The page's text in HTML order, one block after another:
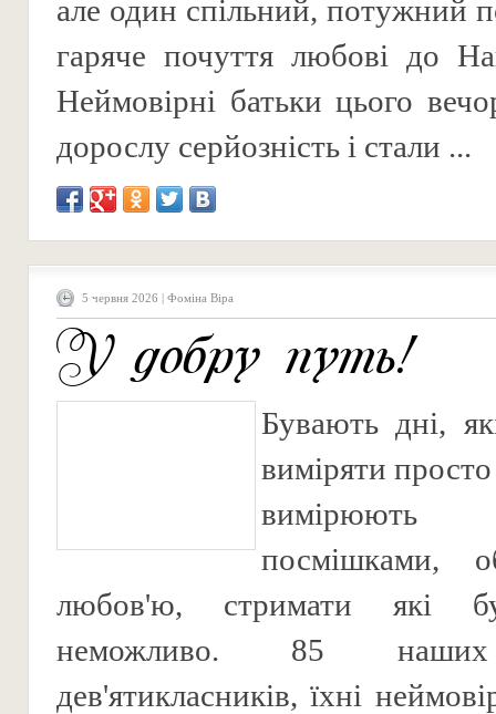
але один спільний, потужний
гаряче почуття любові до
Неймовірні батьки цього
дорослу серйозність і стали ...
5 червня 2026 | Фоміна Віра
У добру путь!
Бувають дні,
виміряти
вимірюють
посмішками,
любов'ю, стримати які
неможливо. 85
дев'ятикласників, їхні